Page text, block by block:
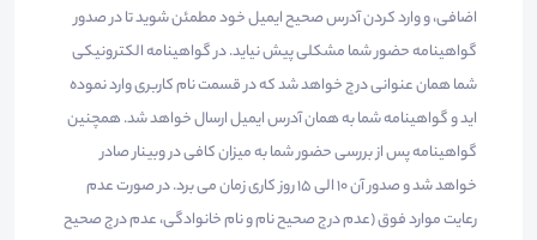
اضافی، و وارد کردن آدرس صحیح ایمیل خود مطمئن شوید تا در صدور
گواهینامه حضور شما مشکلی پیش نیاید. در گواهینامه الکترونیکی
شما همان عنوانی درج خواهد شد که در قسمت نام کاربری وارد نموده
اید و گواهینامه شما به همان آدرس ایمیل ارسال خواهد شد. همچنین
گواهینامه پس از بررسی حضور شما به میزان کافی در وبینار صادر
خواهد شد و صدور آن 10 الی 15 روز کاری زمان می برد. در صورت عدم
رعایت موارد فوق (عدم درج صحیح نام و نام خانوادگی، عدم درج صحیح